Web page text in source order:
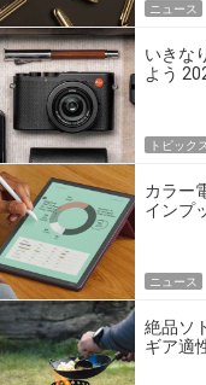
ニュース
いきな
よう
トピック
カラー
インプ
ニュース
絶品ソ
ギア適